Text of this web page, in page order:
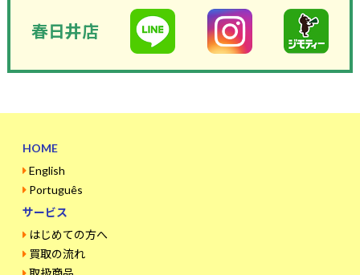
春日井店
HOME
English
Português
サービス
はじめての方へ
買取の流れ